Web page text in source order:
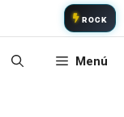
ROCK
Menú